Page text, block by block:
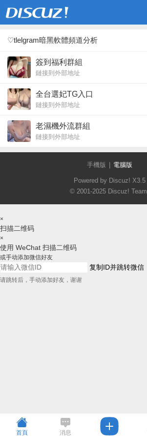
♡tlelgram暗黑軟體頻道分析
簽到福利群組
鏈接到外部地址
全台選妃TG入口
鏈接到外部地址
老濕機外流群組
鏈接到外部地址
手機版 電腦版
Powered by Discuz! X3.5
© 2001-2025 Discuz! Team
×
扫描二维码
×
使用 WeChat 扫描二维码
或手动添加微信好友
复制ID并跳转微信
请跳转后，手动添加好友，谢谢
首頁 消息